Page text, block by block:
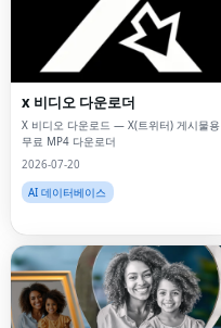
x 비디오 다운로더
X 비디오 다운로드 — X(트위터) 게시물용
무료 MP4 다운로더
2026-07-20
AI 데이터베이스